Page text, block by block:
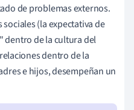
de problemas externos.
(la expectativa de
dentro de la cultura del
dentro de la
e hijos, desempeñan un